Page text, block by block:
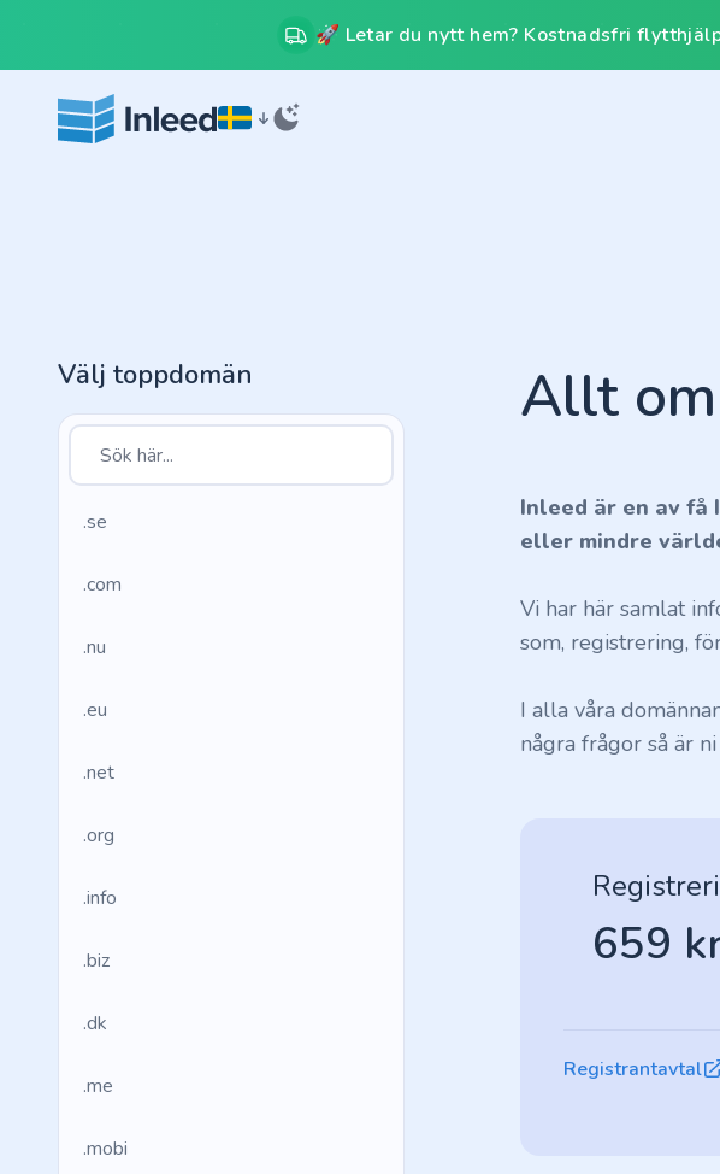
🚀 Letar du nytt hem? Kostnadsfri
Välj toppdomän
.se
.com
.nu
.eu
.net
.org
.info
.biz
.dk
.me
.mobi
Allt
Inleed är en av få
eller mindre
Vi har här samlat
som, registrering,
I alla våra
några frågor så är
659
Registrantavtal